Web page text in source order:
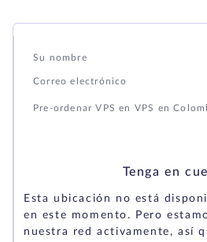
Tenga en
Esta ubicación no está
en este momento. Pero
nuestra red activamente, así